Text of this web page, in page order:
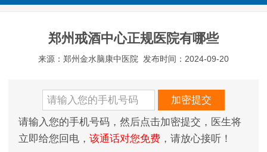
郑州戒酒中心正规医院有哪些
来源：郑州金水脑康中医院 发布时间：2024-09-20
请输入您的手机号码，然后点击加密提交，医生将
立即给您回电， 该通话对您免费，请放心接听！